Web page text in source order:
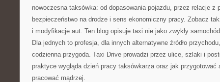
nowoczesna taksówka: od dopasowania pojazdu, przez relacje z
bezpieczeństwo na drodze i sens ekonomiczny pracy. Zobacz
i modyfikacje aut. Ten blog opisuje taxi nie jako zwykły
Dla jednych to profesja, dla innych alternatywne źródło
codzienna przygoda. Taxi Drive prowadzi przez ulice, szlaki i
praktyce wygląda dzień pracy taksówkarza oraz jak przygotować
pracować mądrzej.